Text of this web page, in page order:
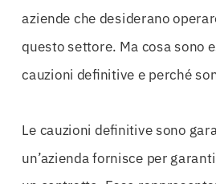
aziende che desiderano
questo settore. Ma cosa sono
cauzioni definitive e perché
Le cauzioni definitive sono
un’azienda fornisce per